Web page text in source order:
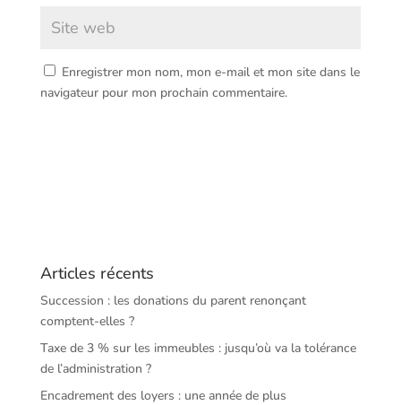
Enregistrer mon nom, mon e-mail et mon site dans le
navigateur pour mon prochain commentaire.
Articles récents
Succession : les donations du parent renonçant
comptent-elles ?
Taxe de 3 % sur les immeubles : jusqu’où va la tolérance
de l’administration ?
Encadrement des loyers : une année de plus